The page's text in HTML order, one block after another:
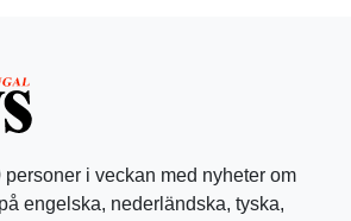
personer i veckan med nyheter om
engelska, nederländska, tyska,